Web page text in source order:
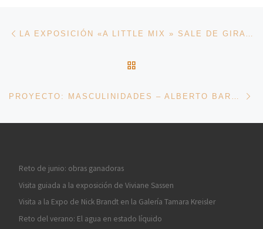
Navegación de entradas
Reto de junio: obras ganadoras
Visita guiada a la exposición de Viviane Sassen
Visita a la Expo de Nick Brandt en la Galería Tamara Kreisler
Reto del verano: El agua en estado líquido